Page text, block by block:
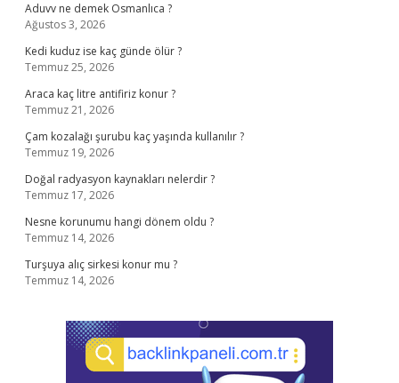
Aduvv ne demek Osmanlıca ?
Ağustos 3, 2026
Kedi kuduz ise kaç günde ölür ?
Temmuz 25, 2026
Araca kaç litre antifiriz konur ?
Temmuz 21, 2026
Çam kozalağı şurubu kaç yaşında kullanılır ?
Temmuz 19, 2026
Doğal radyasyon kaynakları nelerdir ?
Temmuz 17, 2026
Nesne korunumu hangi dönem oldu ?
Temmuz 14, 2026
Turşuya alıç sirkesi konur mu ?
Temmuz 14, 2026